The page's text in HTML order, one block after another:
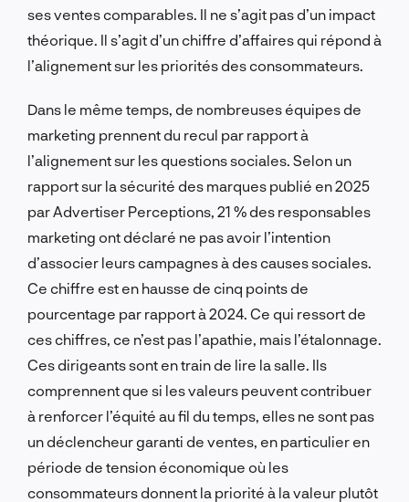
ses ventes comparables. Il ne s’agit pas d’un impact
théorique. Il s’agit d’un chiffre d’affaires qui répond à
l’alignement sur les priorités des consommateurs.
Dans le même temps, de nombreuses équipes de
marketing prennent du recul par rapport à
l’alignement sur les questions sociales. Selon un
rapport sur la sécurité des marques publié en 2025
par Advertiser Perceptions, 21 % des responsables
marketing ont déclaré ne pas avoir l’intention
d’associer leurs campagnes à des causes sociales.
Ce chiffre est en hausse de cinq points de
pourcentage par rapport à 2024. Ce qui ressort de
ces chiffres, ce n’est pas l’apathie, mais l’étalonnage.
Ces dirigeants sont en train de lire la salle. Ils
comprennent que si les valeurs peuvent contribuer
à renforcer l’équité au fil du temps, elles ne sont pas
un déclencheur garanti de ventes, en particulier en
période de tension économique où les
consommateurs donnent la priorité à la valeur plutôt